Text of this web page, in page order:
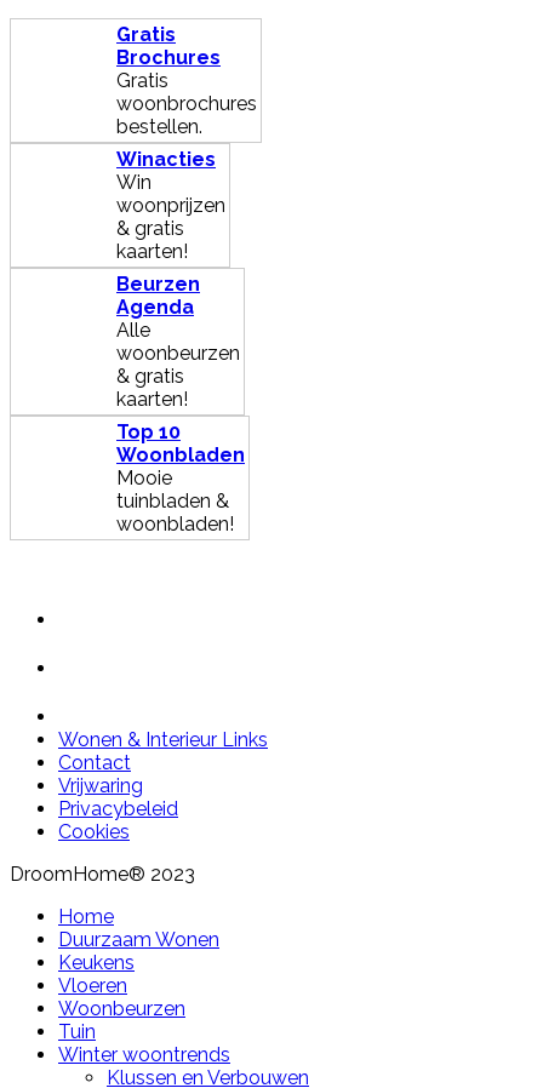
Gratis
Brochures
Gratis
woonbrochures
bestellen.
Winacties
Win
woonprijzen
& gratis
kaarten!
Beurzen
Agenda
Alle
woonbeurzen
& gratis
kaarten!
Top 10
Woonbladen
Mooie
tuinbladen &
woonbladen!
Wonen & Interieur Links
Contact
Vrijwaring
Privacybeleid
Cookies
DroomHome® 2023
Home
Duurzaam Wonen
Keukens
Vloeren
Woonbeurzen
Tuin
Winter woontrends
Klussen en Verbouwen